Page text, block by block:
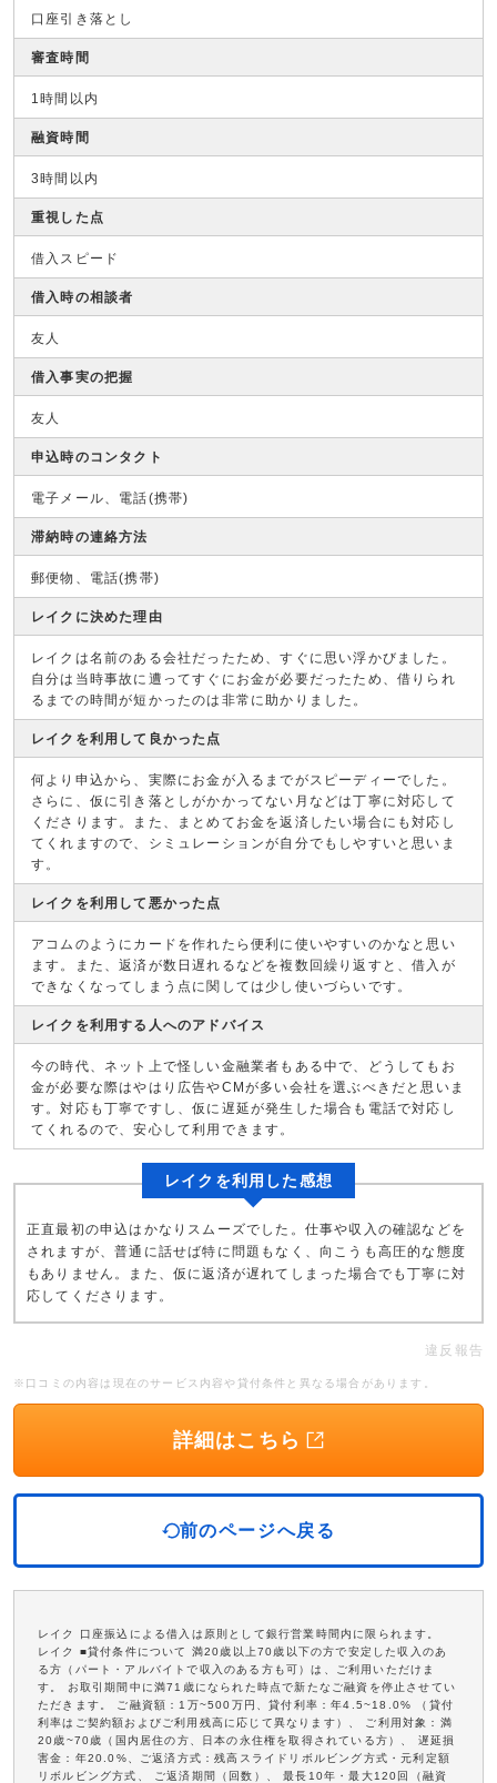
口座引き落とし
審査時間
1時間以内
融資時間
3時間以内
重視した点
借入スピード
借入時の相談者
友人
借入事実の把握
友人
申込時のコンタクト
電子メール、電話(携帯)
滞納時の連絡方法
郵便物、電話(携帯)
レイクに決めた理由
レイクは名前のある会社だったため、すぐに思い浮かびました。
自分は当時事故に遭ってすぐにお金が必要だったため、借りられ
るまでの時間が短かったのは非常に助かりました。
レイクを利用して良かった点
何より申込から、実際にお金が入るまでがスピーディーでした。
さらに、仮に引き落としがかかってない月などは丁寧に対応して
くださります。また、まとめてお金を返済したい場合にも対応し
てくれますので、シミュレーションが自分でもしやすいと思いま
す。
レイクを利用して悪かった点
アコムのようにカードを作れたら便利に使いやすいのかなと思い
ます。また、返済が数日遅れるなどを複数回繰り返すと、借入が
できなくなってしまう点に関しては少し使いづらいです。
レイクを利用する人へのアドバイス
今の時代、ネット上で怪しい金融業者もある中で、どうしてもお
金が必要な際はやはり広告やCMが多い会社を選ぶべきだと思いま
す。対応も丁寧ですし、仮に遅延が発生した場合も電話で対応し
てくれるので、安心して利用できます。
レイクを利用した感想
正直最初の申込はかなりスムーズでした。仕事や収入の確認などを
されますが、普通に話せば特に問題もなく、向こうも高圧的な態度
もありません。また、仮に返済が遅れてしまった場合でも丁寧に対
応してくださります。
違反報告
※口コミの内容は現在のサービス内容や貸付条件と異なる場合があります。
詳細はこちら
前のページへ戻る
レイク 口座振込による借入は原則として銀行営業時間内に限られます。
レイク ■貸付条件について 満20歳以上70歳以下の方で安定した収入のあ
る方（パート・アルバイトで収入のある方も可）は、ご利用いただけま
す。 お取引期間中に満71歳になられた時点で新たなご融資を停止させてい
ただきます。 ご融資額：1万~500万円、貸付利率：年4.5~18.0% （貸付
利率はご契約額およびご利用残高に応じて異なります）、 ご利用対象：満
20歳~70歳（国内居住の方、日本の永住権を取得されている方）、 遅延損
害金：年20.0%、ご返済方式：残高スライドリボルビング方式・元利定額
リボルビング方式、 ご返済期間（回数）、 最長10年・最大120回（融資